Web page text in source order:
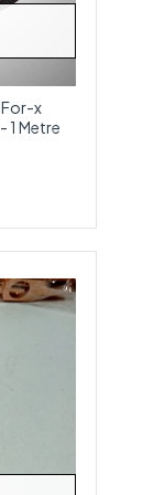
For-x
1 Metre